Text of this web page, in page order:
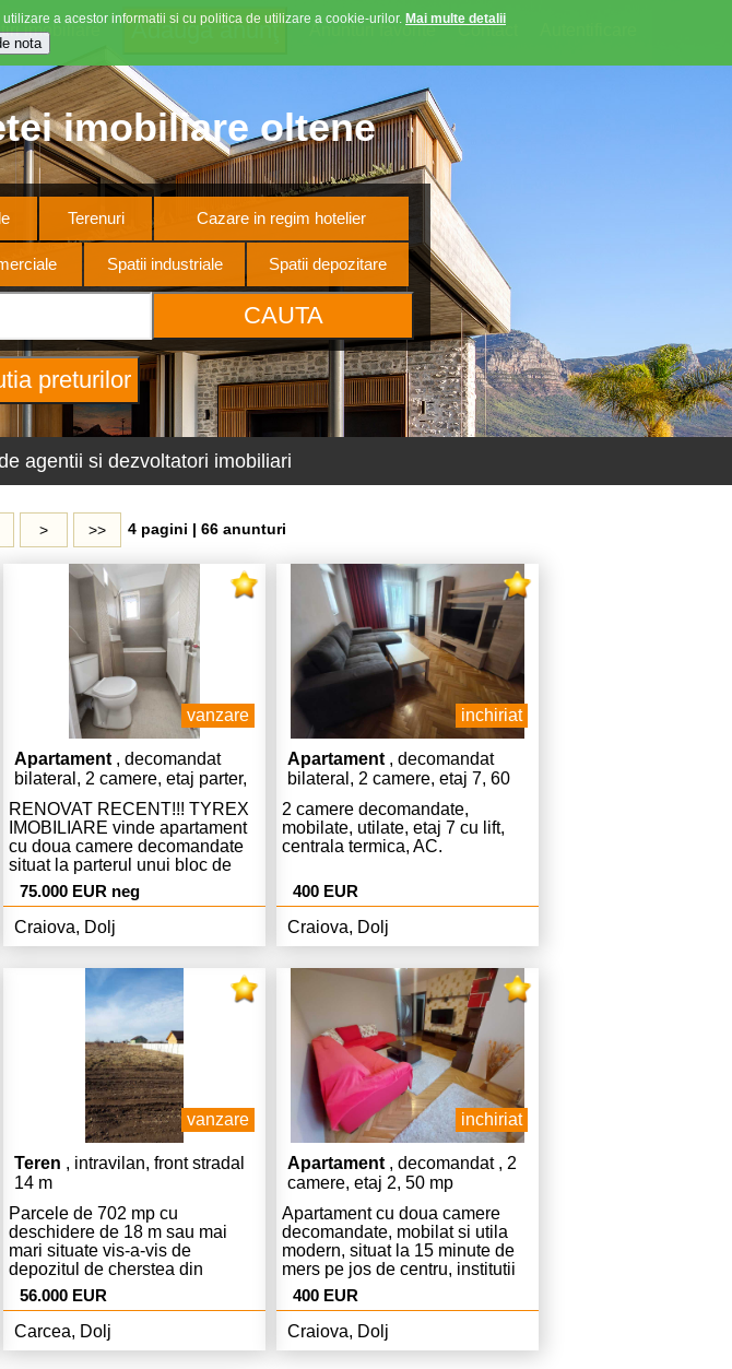
Contact
Anunturi favorite
imobiliare
imobiliare oltene
Terenuri Cazare in regim hotelier
Spatii industriale Spatii depozitare
agentii si dezvoltatori imobiliari
> >> 4 pagini | 66 anunturi
vanzare
Apartament , decomandat
bilateral, 2 camere, etaj parter,
40 mp
RENOVAT RECENT!!! TYREX
IMOBILIARE vinde apartament
cu doua camere decomandate
situat la parterul unui bloc de
caramida, fara balcon, cu
imbunatatiri (termopane, usa
metalica, repartitoare, gresie,
faianta, parchet). Apartamentul
de vizitare: luni-vineri 09.00-
16.00 Pentru programarea
vizitarii contactati agentia la
0745764996.
75.000 EUR neg
Craiova, Dolj
inchiriat
Apartament , decomandat
bilateral, 2 camere, etaj 7, 60
mp
2 camere decomandate,
mobilate, utilate, etaj 7 cu lift,
centrala termica, AC.
400 EUR
Craiova, Dolj
vanzare
Teren , intravilan, front stradal
14 m
Parcele de 702 mp cu
deschidere de 18 m sau mai
mari situate vis-a-vis de
depozitul de cherstea din
spatele Avicola- Metro. Fara
comision de la cumparator.
56.000 EUR
Carcea, Dolj
inchiriat
Apartament , decomandat , 2
camere, etaj 2, 50 mp
Apartament cu doua camere
decomandate, mobilat si utila
modern, situat la 15 minute de
mers pe jos de centru, institutii
publice, scoli si gradinite. In
zona se afla Unitatea Militara si
Politia Romana. Pentru vizitare
si alte detalii contactati agentia.
400 EUR
Craiova, Dolj
a acestor informatii si cu politica de utilizare a cookie-urilor. Mai multe detalii